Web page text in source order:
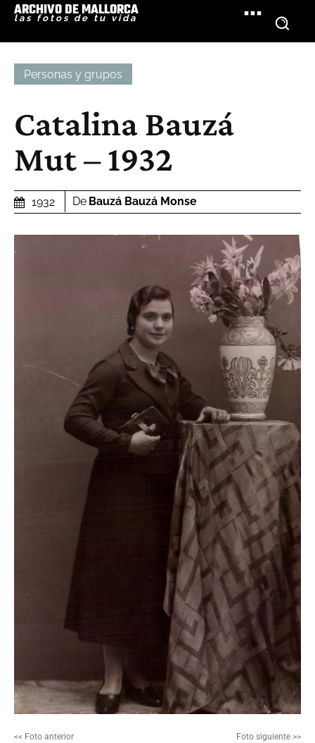
ARCHIVO DE MALLORCA
las fotos de tu vida
Personas y grupos
Catalina Bauzá
Mut – 1932
1932 De Bauzá Bauzá Monse
<< Foto anterior Foto siguiente >>